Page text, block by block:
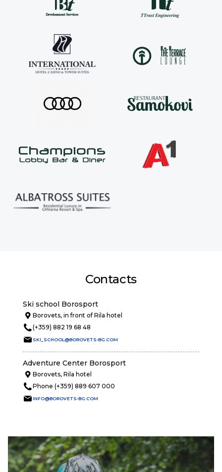
Contacts
Ski school Borosport
Borovets, in front of Rila hotel
(+359) 882 19 68 48
SKI_SCHOOL@BOROVETS-BG.COM
Adventure Center Borosport
Borovets, Rila hotel
Phone (+359) 889 607 000
INFO@BOROVETS-BG.COM